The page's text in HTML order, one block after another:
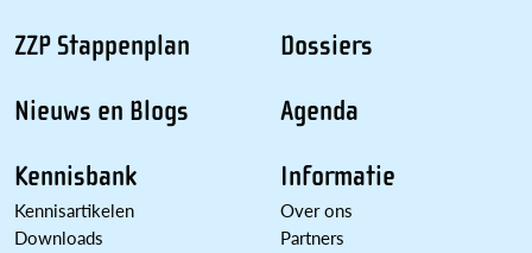
ZZP Stappenplan
Nieuws en Blogs
Kennisbank
Kennisartikelen
Downloads
Dossiers
Agenda
Informatie
Over ons
Partners